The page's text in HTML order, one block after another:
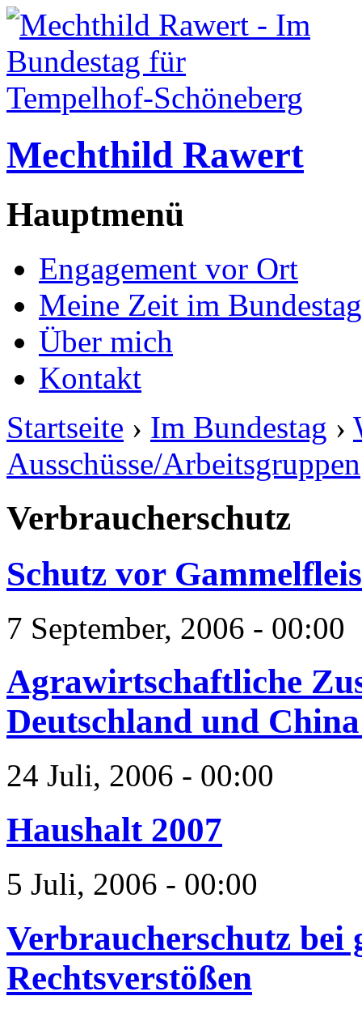
Mechthild Rawert
Hauptmenü
Engagement vor Ort
Meine Zeit im Bundestag
Über mich
Kontakt
Startseite › Im Bundestag ›
Ausschüsse/Arbeitsgruppen
Verbraucherschutz
Schutz vor
7 September, 2006 - 00:00
Agrawirtschaftliche
Deutschland und
24 Juli, 2006 - 00:00
Haushalt 2007
5 Juli, 2006 - 00:00
Verbraucherschutz bei
Rechtsverstößen